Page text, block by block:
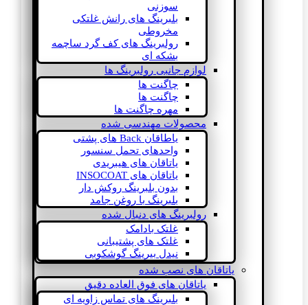
سوزنی
بلبرینگ های رانش غلتکی
مخروطی
رولبرینگ های کف گرد ساچمه
بشکه ای
لوازم جانبی رولبرینگ ها
چاگنت ها
چاگنت ها
مهره چاگنت ها
محصولات مهندسی شده
یاطاقان Back های پشتی
واحدهای تحمل سنسور
یاتاقان های هیبریدی
یاتاقان های INSOCOAT
بدون بلبرینگ روکش دار
بلبرینگ با روغن جامد
رولبرینگ های دنبال شده
غلتک بادامک
غلتک های پشتیبانی
نیدل بیرینگ گوشکوبی
یاتاقان های نصب شده
یاتاقان های فوق العاده دقیق
بلبرینگ های تماس زاویه ای